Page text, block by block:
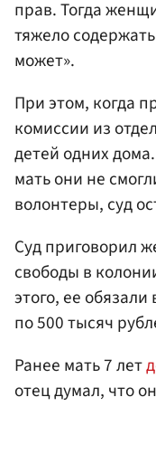
прав. Тогда
тяжело
может».
При этом, когда
комиссии из
детей одних
мать они не
волонтеры, суд
Суд приговорил
свободы в
этого, ее
по 500 тысяч
Ранее мать 7 лет
отец думал, что